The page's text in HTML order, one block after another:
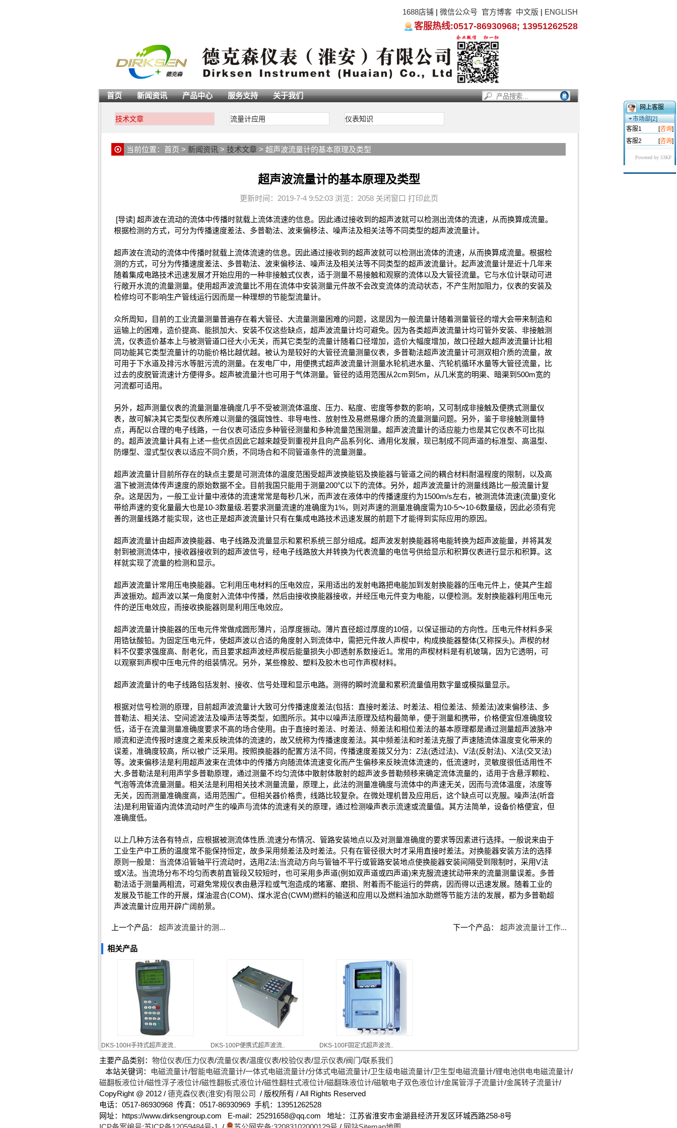
1688店铺 | 微信公众号 官方博客 中文版 | ENGLISH
客服热线:0517-86930968; 13951262528
首页 新闻资讯 产品中心 服务支持 关于我们
技术文章 流量计应用 仪表知识
当前位置： 首页 > 新闻资讯 > 技术文章 > 超声波流量计的基本原理及类型
超声波流量计的基本原理及类型
更新时间：2019-7-4 9:52:03 浏览：2058 关闭窗口 打印此页
[导读] 超声波在流动的流体中传播时就载上流体流速的信息。因此通过接收到的超声波就可以检测出流体的流速，从而换算成流量。
根据检测的方式，可分为传播速度差法、多普勒法、波束偏移法、噪声法及相关法等不同类型的超声波流量计。
超声波在流动的流体中传播时就载上流体流速的信息。因此通过接收到的超声波就可以检测出流体的流速，从而换算成流量。根据检
测的方式，可分为传播速度差法、多普勒法、波束偏移法、噪声法及相关法等不同类型的超声波流量计。起声波流量计是近十几年来
随着集成电路技术迅速发展才开始应用的一种非接触式仪表，适于测量不易接触和观察的流体以及大管径流量。它与水位计联动可进
行敞开水流的流量测量。使用超声波流量比不用在流体中安装测量元件故不会改变流体的流动状态，不产生附加阻力，仪表的安装及
检修均可不影响生产管线运行因而是一种理想的节能型流量计。
众所周知，目前的工业流量测量普遍存在着大管径、大流量测量困难的问题，这是因为一般流量计随着测量管径的增大会带来制造和
运输上的困难，造价提高、能损加大、安装不仅这些缺点，超声波流量计均可避免。因为各类超声波流量计均可管外安装、非接触测
流，仪表造价基本上与被测管道口径大小无关，而其它类型的流量计随着口径增加，造价大幅度增加，故口径越大超声波流量计比相
同功能其它类型流量计的功能价格比越优越。被认为是较好的大管径流量测量仪表，多普勒法超声波流量计可测双相介质的流量，故
可用于下水道及排污水等脏污流的测量。在发电厂中，用便携式超声波流量计测量水轮机进水量、汽轮机循环水量等大管径流量，比
过去的皮脱管流速计方便得多。超声被流量汁也可用于气体测量。管径的适用范围从2cm到5m，从几米宽的明渠、暗渠到500m宽的
河流都可适用。
另外，超声测量仪表的流量测量准确度几乎不受被测流体温度、压力、粘度、密度等参数的影响，又可制成非接触及便携式测量仪
表，故可解决其它类型仪表所难以测量的强腐蚀性、非导电性、放射性及易燃易爆介质的流量测量问题。另外，鉴于非接触测量特
点，再配以合理的电子线路，一台仪表可适应多种管径测量和多种流量范围测量。超声波流量计的适应能力也是其它仪表不可比拟
的。超声波流量计具有上述一些优点因此它越来越受到重视并且向产品系列化、通用化发展，现已制成不同声道的标准型、高温型、
防爆型、湿式型仪表以适应不同介质，不同场合和不同管道条件的流量测量。
超声波流量计目前所存在的缺点主要是可测流体的温度范围受超声波换能铝及换能器与管道之间的耦合材料耐温程度的限制，以及高
温下被测流体传声速度的原始数据不全。目前我国只能用于测量200℃以下的流体。另外，超声波流量计的测量线路比一般流量计复
杂。这是因为，一般工业计量中液体的流速常常是每秒几米，而声波在液体中的传播速度约为1500m/s左右，被测流体流速(流量)变化
带给声速的变化量最大也是10-3数量级.若要求测量流速的准确度为1%，则对声速的测量准确度需为10-5～10-6数量级，因此必须有完
善的测量线路才能实现，这也正是超声波流量计只有在集成电路技术迅速发展的前题下才能得到实际应用的原因。
超声波流量计由超声波换能器、电子线路及流量显示和累积系统三部分组成。超声波发射换能器将电能转换为超声波能量，并将其发
射到被测流体中，接收器接收到的超声波信号，经电子线路放大并转换为代表流量的电信号供给显示和积算仪表进行显示和积算。这
样就实现了流量的检测和显示。
超声波流量计常用压电换能器。它利用压电材料的压电效应，采用适出的发射电路把电能加到发射换能器的压电元件上，使其产生超
声波振劝。超声波以某一角度射入流体中传播，然后由接收换能器接收，并经压电元件变为电能，以便检测。发射换能器利用压电元
件的逆压电效应，而接收换能器则是利用压电效应。
超声波流量计换能器的压电元件常做成圆形薄片，沿厚度振动。薄片直径超过厚度的10倍，以保证振动的方向性。压电元件材料多采
用锆钛酸铅。为固定压电元件，使超声波以合适的角度射入到流体中，需把元件故人声楔中，构成换能器整体(又称探头)。声楔的材
料不仅要求强度高、耐老化，而且要求超声波经声楔后能量损失小即透射系数接近1。常用的声楔材料是有机玻璃，因为它透明，可
以观察到声楔中压电元件的组装情况。另外，某些橡胶、塑料及胶木也可作声楔材料。
超声波流量计的电子线路包括发射、接收、信号处理和显示电路。测得的瞬时流量和累积流量值用数字量或模拟量显示。
根据对信号检测的原理，目前超声波流量计大致可分传播速度差法(包括：直接时差法、时差法、相位差法、频差法)波束偏移法、多
普勒法、相关法、空间滤波法及噪声法等类型，如图所示。其中以噪声法原理及结构最简单，便于测量和携带，价格便宜但准确度较
低，适于在流量测量准确度要求不高的场合使用。由于直接时差法、时差法、频差法和相位差法的基本原理都是通过测量超声波脉冲
顺流和逆流传报时速度之差来反映流体的流速的，故又统称为传播速度差法。其中频差法和时差法克服了声速随流体温度变化带来的
误差，准确度较高，所以被广泛采用。按照换能器的配置方法不同，传播速度差拨又分为：Z法(透过法)、V法(反射法)、X法(交叉法)
等。波束偏移法是利用超声波束在流体中的传播方向随流体流速变化而产生偏移来反映流体流速的，低流速时，灵敏度很低适用性不
大.多普勒法是利用声学多普勒原理，通过测量不均匀流体中散射体散射的超声波多普勒频移来确定流体流量的，适用于含悬浮颗粒、
气泡等流体流量测量。相关法是利用相关技术测量流量，原理上，此法的测量准确度与流体中的声速无关，因而与流体温度，浓度等
无关，因而测量准确度高，适用范围广。但相关器价格贵，线路比较复杂。在微处理机普及应用后，这个缺点可以克服。噪声法(听音
法)是利用管道内流体流动时产生的噪声与流体的流速有关的原理，通过检测噪声表示流速或流量值。其方法简单，设备价格便宜，但
准确度低。
以上几种方法各有特点，应根据被测流体性质.流速分布情况、管路安装地点以及对测量准确度的要求等因素进行选择。一般说来由于
工业生产中工质的温度常不能保持恒定，故多采用频差法及时差法。只有在管径很大时才采用直接时差法。对换能器安装方法的选择
原则一般是：当流体沿管轴平行流动时，选用Z法;当流动方向与管铀不平行或管路安装地点使换能器安装间隔受到限制时，采用V法
或X法。当流场分布不均匀而表前直管段又较短时，也可采用多声道(例如双声道或四声道)来克服流速扰动带来的流量测量误差。多普
勒法适于测量两相流，可避免常规仪表由悬浮粒或气泡造成的堵塞、磨损、附着而不能运行的弊病，因而得以迅速发展。随着工业的
发展及节能工作的开展，煤油混合(COM)、煤水泥合(CWM)燃料的输送和应用以及燃料油加水助燃等节能方法的发展，都为多普勒超
声波流量计应用开辟广阔前景。
上一个产品： 超声波流量计的测... 下一个产品：超声波流量计工作...
相关产品
DKS-100H手持式超声波流.. DKS-100P便携式超声波流.. DKS-100F固定式超声波流..
主要产品类别： 物位仪表/压力仪表/流量仪表/温度仪表/校验仪表/显示仪表/阀门/联系我们
本站关键词： 电磁流量计/智能电磁流量计/一体式电磁流量计/分体式电磁流量计/卫生级电磁流量计/卫生型电磁流量计/锂电池供电电磁流量计/
磁翻板液位计/磁性浮子液位计/磁性翻板式液位计/磁性翻柱式液位计/磁翻珠液位计/磁敏电子双色液位计/金属管浮子流量计/金属转子流量计/
CopyRight @ 2012 / 德克森仪表(淮安)有限公司 / 版权所有 / All Rights Reserved
电话：0517-86930968 传真：0517-86930969 手机：13951262528
网址：https://www.dirksengroup.com E-mail：25291658@qq.com 地址：江苏省淮安市金湖县经济开发区环城西路258-8号
网上客服
市场部[2]
客服1
[咨询]
客服2
[咨询]
Powered by 53KF